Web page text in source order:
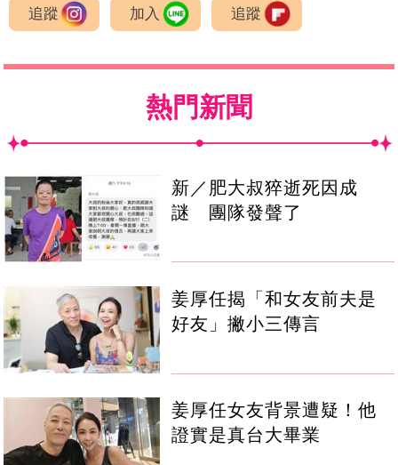
追蹤 加入 追蹤
熱門新聞
新／肥大叔猝逝死因成
謎 團隊發聲了
姜厚任揭「和女友前夫是
好友」撇小三傳言
姜厚任女友背景遭疑！他
證實是真台大畢業